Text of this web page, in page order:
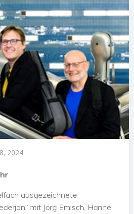
2024
ausgezeichnete
mit Jörg Emisch, Hanne